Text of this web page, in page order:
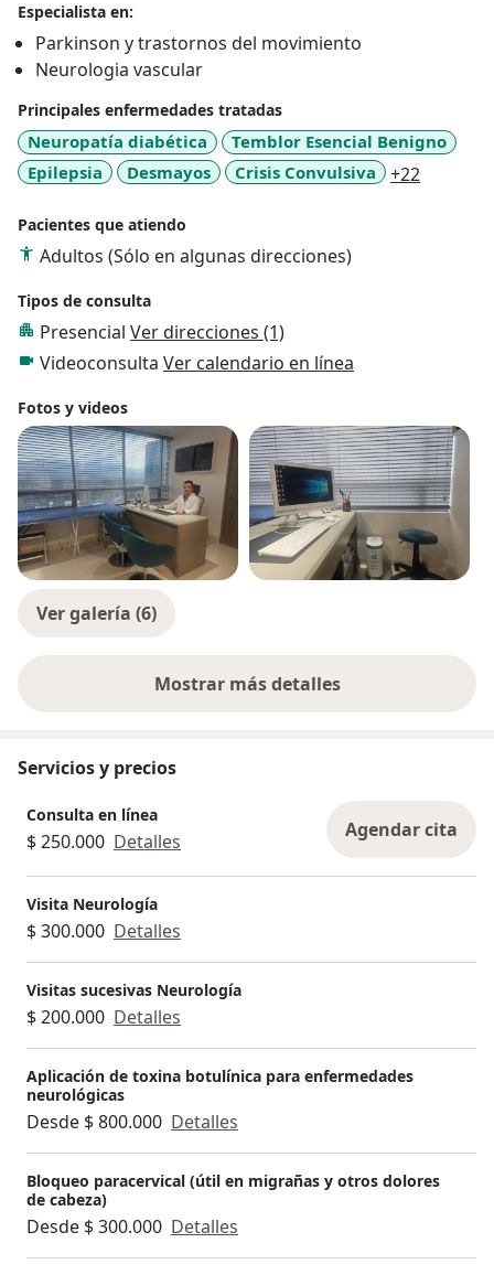
Especialista en:
Parkinson y trastornos del movimiento
Neurologia vascular
Principales enfermedades tratadas
Neuropatía diabética
Temblor Esencial Benigno
Epilepsia
Desmayos Crisis Convulsiva +22
Pacientes que atiendo
Adultos (Sólo en algunas direcciones)
Tipos de consulta
Presencial Ver direcciones (1)
Videoconsulta Ver calendario en línea
Fotos y videos
Ver galería (6)
Mostrar más detalles
sobre la experiencia
Servicios y precios
Consulta en línea
$ 250.000 Detalles Agendar cita
Visita Neurología
$ 300.000 Detalles
Visitas sucesivas Neurología
$ 200.000 Detalles
Aplicación de toxina botulínica para enfermedades
neurológicas
Desde $ 800.000 Detalles
Bloqueo paracervical (útil en migrañas y otros dolores
de cabeza)
Desde $ 300.000 Detalles